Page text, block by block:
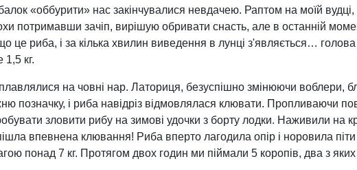
«оббурити» нас закінчувалися невдачею. Раптом на моїй
потримавши зачіп, вирішую обривати снасть, але в останній
це риба, і за кілька хвилин виведення в лунці з'являється…
1,5 кг.
на човні нар. Латориця, безуспішно змінюючи воблери,
позначку, і риба навідріз відмовлялася клювати. Пропливаючи
зловити рибу на зимові удочки з борту лодки. Наживили на
впевнена клювання! Риба вперто лагодила опір і норовила
понад 7 кг. Протягом двох годин ми піймали 5 коропів, два з